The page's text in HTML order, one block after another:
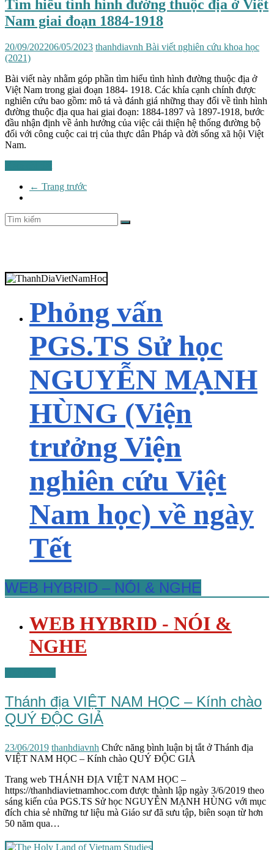
Tìm hiểu tình hình đường thuộc địa ở Việt
Nam giai đoạn 1884-1918
20/09/202206/05/2023 thanhdiavnh Bài viết nghiên cứu khoa học
(2021)
Bài viết này nhằm góp phần tìm hiểu tình hình đường thuộc địa ở
Việt Nam trong giai đoạn 1884- 1918. Các khía cạnh chính được
nghiên cứu bao gồm: mô tả và đánh giá những thay đổi về tình hình
đường thuộc địa qua hai giai đoạn: 1884-1897 và 1897-1918, bước
đầu nhận định về ảnh hưởng của việc cải thiện hệ thống đường bộ
đối với công cuộc cai trị của thực dân Pháp và đời sống xã hội Việt
Nam.
← Trang trước
Phỏng vấn
PGS.TS Sử học
NGUYỄN MẠNH
HÙNG (Viện
trưởng Viện
nghiên cứu Việt
Nam học) về ngày
Tết
WEB HYBRID – NÓI & NGHE
WEB HYBRID - NÓI &
NGHE
Thánh địa VIỆT NAM HỌC – Kính chào
QUÝ ĐỘC GIẢ
23/06/2019 thanhdiavnh Chức năng bình luận bị tắt ở Thánh địa
VIỆT NAM HỌC – Kính chào QUÝ ĐỘC GIẢ
Trang web THÁNH ĐỊA VIỆT NAM HỌC –
https://thanhdiavietnamhoc.com được thành lập ngày 3/6/2019 theo
sáng kiến của PGS.TS Sử học NGUYỄN MẠNH HÙNG với mục
đích chia sẻ những tư liệu mà Giáo sư đã sưu tập, biên soạn từ hơn
50 năm qua…